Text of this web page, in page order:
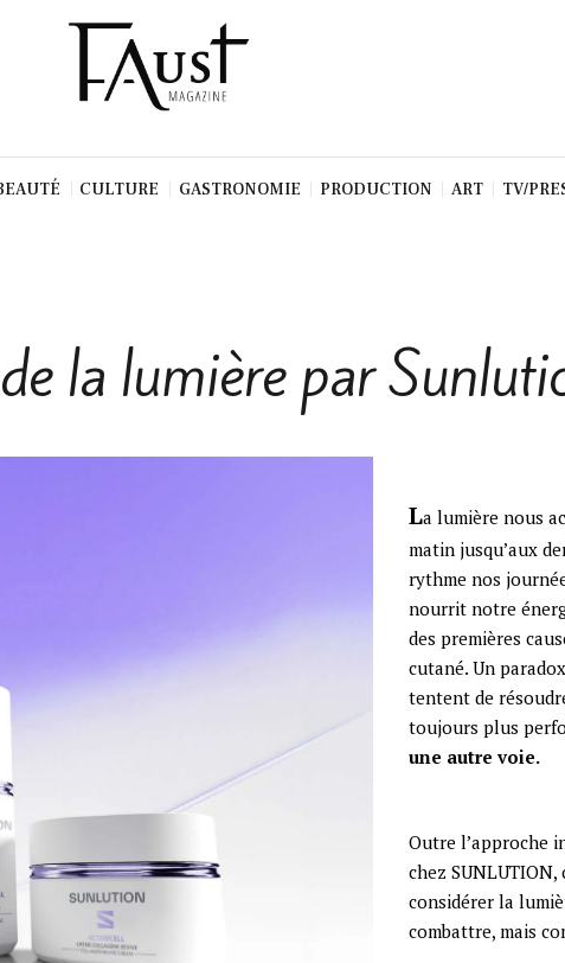
CULTURE GASTRONOMIE PRODUCTION ART TV/
la lumière par
La lumière nous
matin jusqu’aux
rythme nos
nourrit notre
des premières
cutané. Un
tentent de
toujours plus
une autre voie.
Outre l’approche
chez
considérer la
combattre, mais